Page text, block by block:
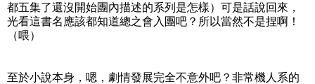
都五集了還沒開始團內描述的系列是怎樣）可是話說回來，
光看這書名應該都知道總之會入團吧？所以當然不是捏啊！
（喂）
至於小說本身，嗯，劇情發展完全不意外吧？非常機人系的